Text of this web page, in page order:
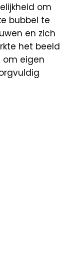
om
bubbel te
en zich
het beeld
om eigen